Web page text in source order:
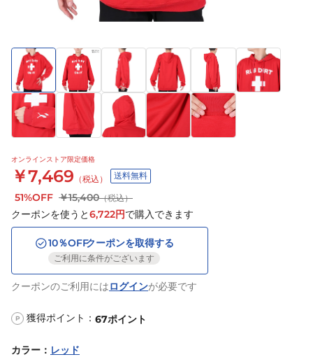
オンラインストア限定価格
￥7,469 （税込） 送料無料
51%OFF ￥15,400（税込）
クーポンを使うと6,722円で購入できます
10％OFFクーポンを取得する
ご利用に条件がございます
クーポンのご利用にはログインが必要です
P 獲得ポイント： 67ポイント
カラー ： レッド